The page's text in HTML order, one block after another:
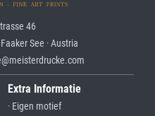
46
See · Austria
Extra Informatie
· Eigen motief